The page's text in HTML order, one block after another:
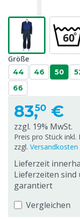
Größe
44 46 50
66
83,50 €
zzgl. 19% MwSt.
Preis pro Stück inkl.
zzgl. Versandkosten
Lieferzeit
Lieferzeiten sind
garantiert
Vergleichen